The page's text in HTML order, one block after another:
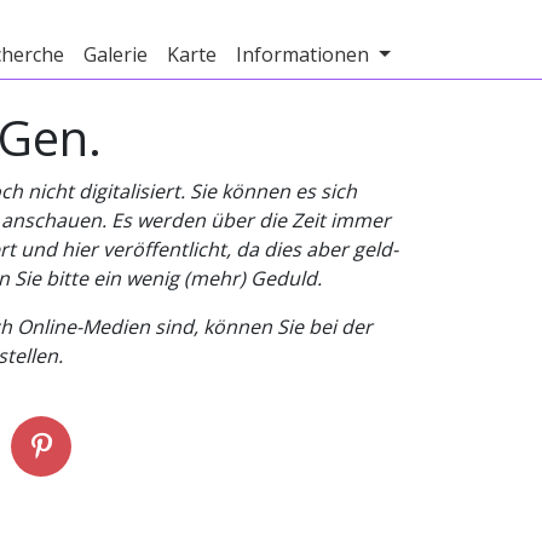
Galerie Karte Informationen
nicht digitalisiert. Sie können es sich
Es werden über die Zeit immer
und hier veröffentlicht, da dies aber geld-
Sie bitte ein wenig (mehr) Geduld.
Online-Medien sind, können Sie bei der